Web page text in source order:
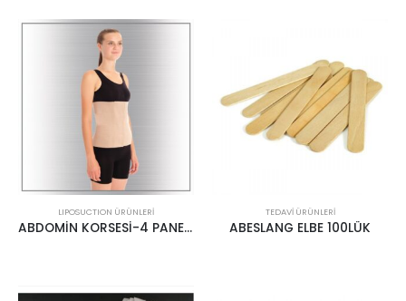
LIPOSUCTION ÜRÜNLERİ
ABDOMİN KORSESİ-4 PANELLİ LC 421 LİPOCASE
TEDAVI ÜRÜNLERI
ABESLANG ELBE 100LÜK